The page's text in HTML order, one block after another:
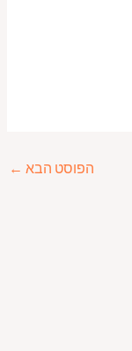
הפוסט הבא ←